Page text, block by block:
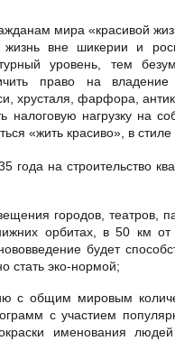
мира «красивой
жизнь вне шикерии и
уровень, тем
право на
хрусталя, фарфора,
налоговую нагрузку на
«жить красиво», в стиле
года на строительство
городов, театров,
орбитах, в 50 км
будет
стать эко-нормой;
общим мировым
с участием
именования